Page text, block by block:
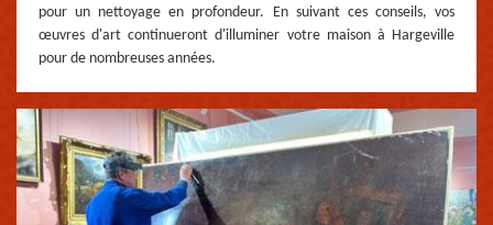
pour un nettoyage en profondeur. En suivant ces conseils, vos
œuvres d'art continueront d'illuminer votre maison à Hargeville
pour de nombreuses années.